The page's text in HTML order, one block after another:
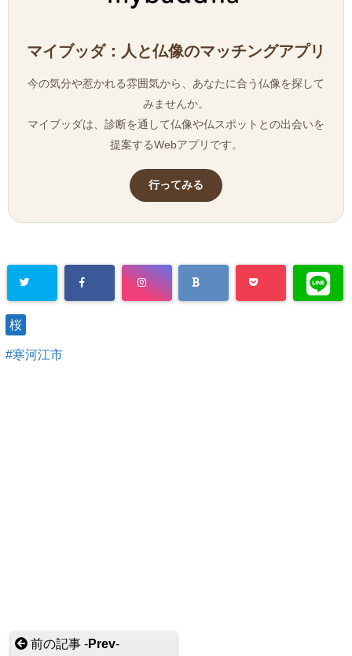
マイブッダ：人と仏像のマッチングアプリ
今の気分や惹かれる雰囲気から、あなたに合う仏像を探して
みませんか。
マイブッダは、診断を通して仏像や仏スポットとの出会いを
提案するWebアプリです。
行ってみる
桜
寒河江市
前の記事 -Prev-